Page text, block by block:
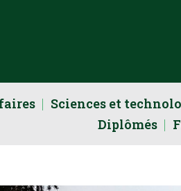
Sciences et
Diplômés